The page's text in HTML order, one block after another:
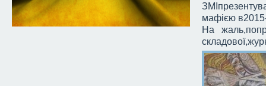
мафією
На